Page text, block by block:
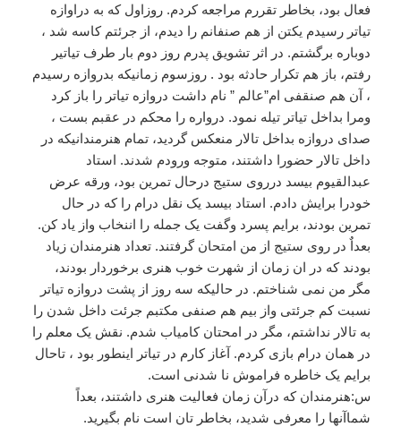
فعال بود، بخاطر تقررم مراجعه کردم. روزاول که به دراوازه
تیاتر رسیدم یکتن از هم صنفانم را دیدم، از جرئتم کاسه شد ،
دوباره برگشتم. در اثر تشویق پدرم روز دوم بار طرف تیاتیر
رفتم، باز هم تکرار حادثه بود . روزسوم زمانیکه بدروازه رسیدم
، آن هم صنقفی ام”عالم ” نام داشت دروازه تیاتر را باز کرد
ومرا بداخل تیاتر تیله نمود. درواره را محکم در عقبم بست ،
صدای دروازه بداخل تالار منعکس گردید، تمام هنرمندانیکه در
داخل تالار حضورا داشتند، متوجه ورودم شدند. استاد
عبدالقیوم بیسد درروی ستیج درحال تمرین بود، ورقه عرض
خودرا برایش دادم. استاد بیسد یک نقل درام را که در حال
تمرین بودند، برایم پسرد وگفت یک جمله را اننخاب واز یاد کن.
بعداٌ در روی ستیج از من امتحان گرفتند. تعداد هنرمندان زیاد
بودند که در ان زمان از شهرت خوب هنری برخوردار بودند،
مگر من نمی شناختم. در حالیکه سه روز از پشت دروازه تیاتر
نسبت کم جرئتی واز بیم هم صنفی مکتبم جرئت داخل شدن را
به تالار نداشتم، مگر در امحتان کامیاب شدم. نقش یک معلم را
در همان درام بازی کردم. آغاز کارم در تیاتر اینطور بود ، تاحال
برایم یک خاطره فراموش نا شدنی است.
س:هنرمندان که درآن زمان فعالیت هنری داشتند، بعداً
شماآنها را معرفی شدید، بخاطر تان است نام بگیرید.